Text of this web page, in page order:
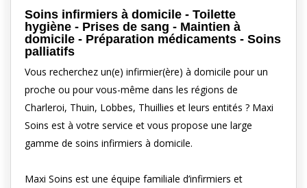
Soins infirmiers à domicile - Toilette
hygiène - Prises de sang - Maintien à
domicile - Préparation médicaments - Soins
palliatifs
Vous recherchez un(e) infirmier(ère) à domicile pour un
proche ou pour vous-même dans les régions de
Charleroi, Thuin, Lobbes, Thuillies et leurs entités ? Maxi
Soins est à votre service et vous propose une large
gamme de soins infirmiers à domicile.
Maxi Soins est une équipe familiale d’infirmiers et